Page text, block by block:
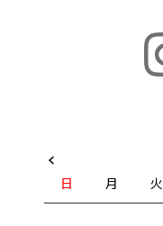
日
月 火